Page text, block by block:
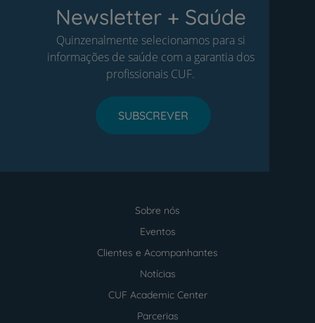
Newsletter + Saúde
Quinzenalmente selecionamos para si
informações de saúde com a garantia dos
profissionais CUF.
SUBSCREVER
Sobre nós
Eventos
Clientes e Acompanhantes
Notícias
CUF Academic Center
Parcerias